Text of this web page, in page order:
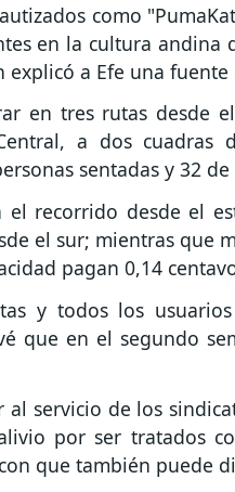
como
en la cultura andina
explicó a Efe una
en tres rutas desde
a dos cuadras
sentadas y 32 de
recorrido desde el
el sur; mientras que
pagan 0,14
y todos los
que en el segundo
servicio de los
por ser tratados
que también puede